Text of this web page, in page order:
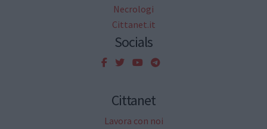
Necrologi
Cittanet.it
Socials
Cittanet
Lavora con noi